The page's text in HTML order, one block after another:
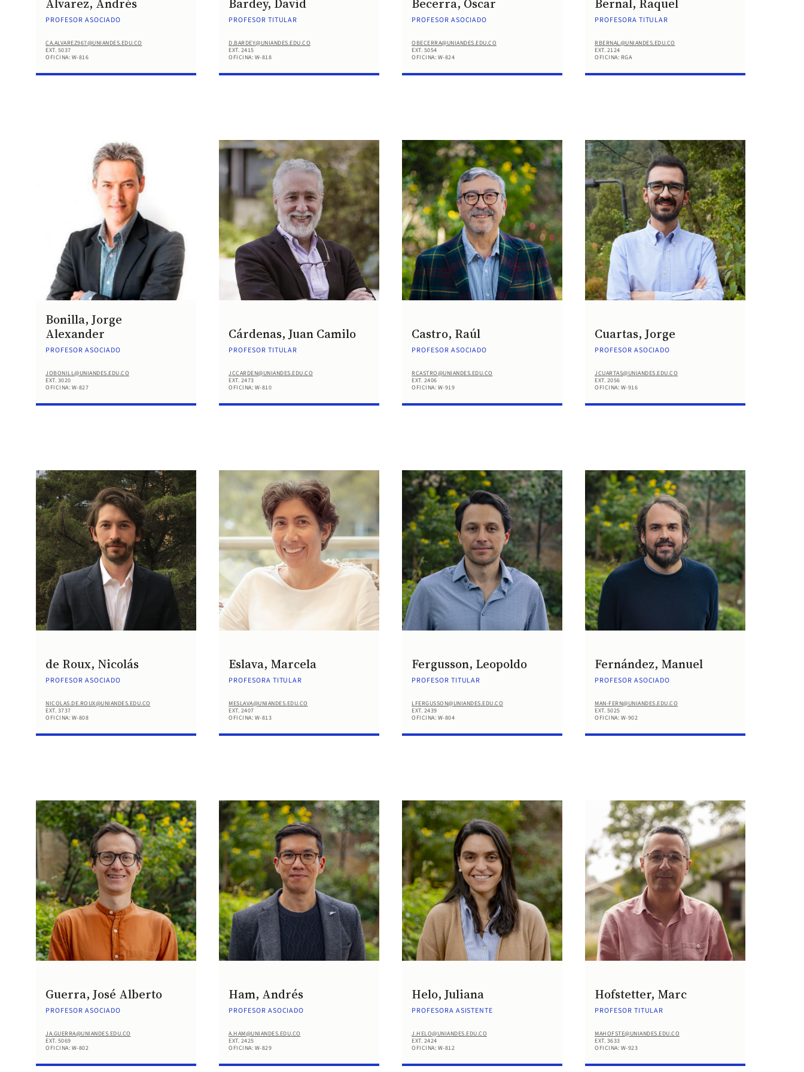
Álvarez, Andrés
PROFESOR ASOCIADO
CA.ALVAREZ967@UNIANDES.EDU.CO
EXT. 5037
OFICINA: W-816
Bardey, David
PROFESOR TITULAR
D.BARDEY@UNIANDES.EDU.CO
EXT. 2415
OFICINA: W-818
Becerra, Oscar
PROFESOR ASOCIADO
OBECERRA@UNIANDES.EDU.CO
EXT. 5054
OFICINA: W-824
Bernal, Raquel
PROFESORA TITULAR
RBERNAL@UNIANDES.EDU.CO
EXT. 2124
OFICINA: RGA
Bonilla, Jorge
Alexander
PROFESOR ASOCIADO
JOBONILL@UNIANDES.EDU.CO
EXT. 3020
OFICINA: W-827
Cárdenas, Juan Camilo
PROFESOR TITULAR
JCCARDEN@UNIANDES.EDU.CO
EXT. 2473
OFICINA: W-810
Castro, Raúl
PROFESOR ASOCIADO
RCASTRO@UNIANDES.EDU.CO
EXT. 2406
OFICINA: W-919
Cuartas, Jorge
PROFESOR ASOCIADO
JCUARTAS@UNIANDES.EDU.CO
EXT. 2056
OFICINA: W-916
de Roux, Nicolás
PROFESOR ASOCIADO
NICOLAS.DE.ROUX@UNIANDES.EDU.CO
EXT. 3737
OFICINA: W-808
Eslava, Marcela
PROFESORA TITULAR
MESLAVA@UNIANDES.EDU.CO
EXT. 2407
OFICINA: W-813
Fergusson, Leopoldo
PROFESOR TITULAR
LFERGUSSON@UNIANDES.EDU.CO
EXT. 2439
OFICINA: W-804
Fernández, Manuel
PROFESOR ASOCIADO
MAN-FERN@UNIANDES.EDU.CO
EXT. 5025
OFICINA: W-902
Guerra, José Alberto
PROFESOR ASOCIADO
JA.GUERRA@UNIANDES.EDU.CO
EXT. 5069
OFICINA: W-802
Ham, Andrés
PROFESOR ASOCIADO
A.HAM@UNIANDES.EDU.CO
EXT. 2425
OFICINA: W-829
Helo, Juliana
PROFESORA ASISTENTE
J.HELO@UNIANDES.EDU.CO
EXT. 2424
OFICINA: W-812
Hofstetter, Marc
PROFESOR TITULAR
MAHOFSTE@UNIANDES.EDU.CO
EXT. 3633
OFICINA: W-923